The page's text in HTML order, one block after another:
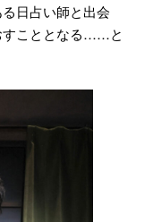
日占い師と出会
すこととなる……と